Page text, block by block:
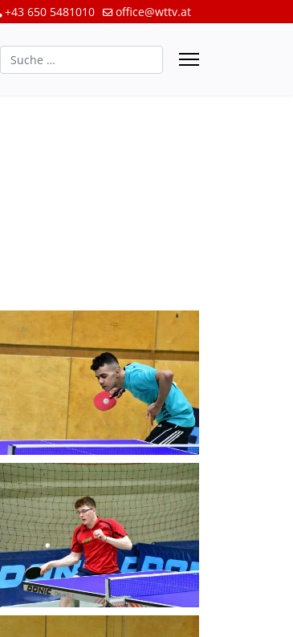
+43 650 5481010 office@wttv.at
Suchen